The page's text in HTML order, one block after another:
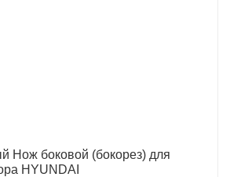
Нож боковой (бокорез) для
HYUNDAI